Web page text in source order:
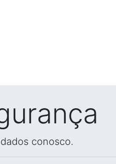
conosco.